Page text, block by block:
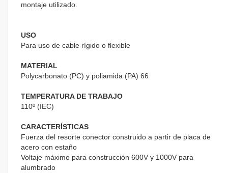
montaje utilizado.
USO
Para uso de cable rígido o flexible
MATERIAL
Polycarbonato (PC) y poliamida (PA) 66
TEMPERATURA DE TRABAJO
110º (IEC)
CARACTERÍSTICAS
Fuerza del resorte conector construido a partir de placa de
acero con estaño
Voltaje máximo para construcción 600V y 1000V para
alumbrado